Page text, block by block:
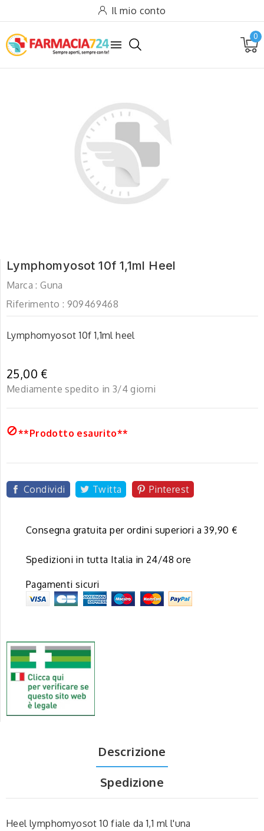
Il mio conto

0
Lymphomyosot 10f 1,1ml Heel
Marca : Guna
Riferimento : 909469468
Lymphomyosot 10f 1,1ml heel
25,00 €
Mediamente spedito in 3/4 giorni
**Prodotto esaurito**
Condividi Twitta Pinterest
Consegna gratuita per ordini superiori a 39,90 €
Spedizioni in tutta Italia in 24/48 ore
Pagamenti sicuri
Descrizione
Spedizione
Heel lymphomyosot 10 fiale da 1,1 ml l'una